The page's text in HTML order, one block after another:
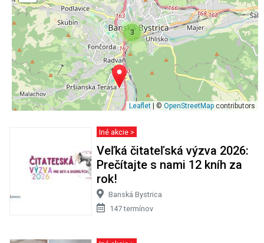
3
Leaflet | © OpenStreetMap contributors
Iné akcie >
Veľká čitateľská výzva 2026:
Prečítajte s nami 12 kníh za
rok!
Banská Bystrica
147 termínov